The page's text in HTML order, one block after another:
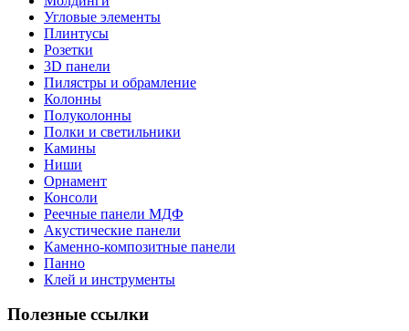
Угловые элементы
Плинтусы
Розетки
3D панели
Пилястры и обрамление
Колонны
Полуколонны
Полки и светильники
Камины
Ниши
Орнамент
Консоли
Реечные панели МДФ
Акустические панели
Каменно-композитные панели
Панно
Клей и инструменты
Полезные ссылки